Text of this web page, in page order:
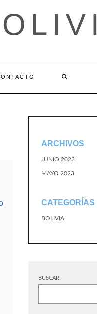
ARCHIVOS
JUNIO 2023
MAYO 2023
CATEGORÍAS
BOLIVIA
BUSCAR